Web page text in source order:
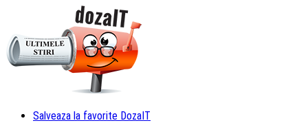
Salveaza la favorite DozaIT